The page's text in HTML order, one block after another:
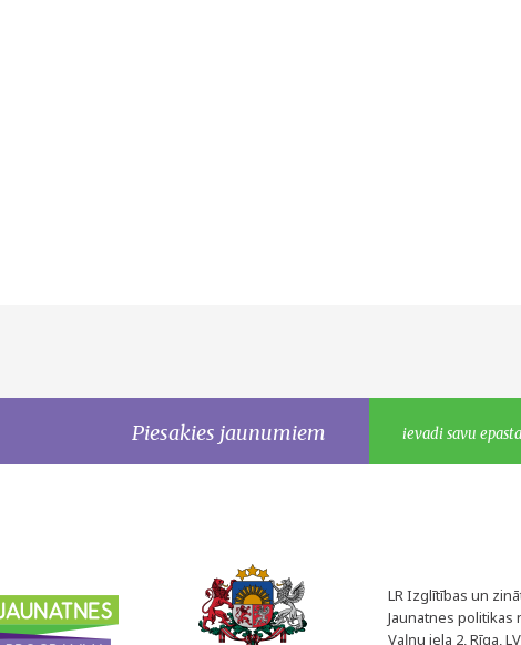
Piesakies jaunumiem
LR Izglītības un
Jaunatnes politikas
Vaļņu iela 2, Rīga,